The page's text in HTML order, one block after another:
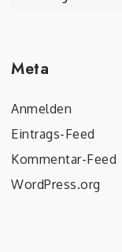
Meta
Anmelden
Eintrags-Feed
Kommentar-Feed
WordPress.org